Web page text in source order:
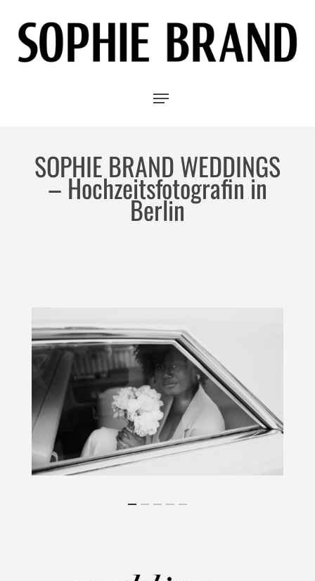
main
content
Menu
SOPHIE BRAND WEDDINGS
– Hochzeitsfotografin in
Berlin
Close
Menu